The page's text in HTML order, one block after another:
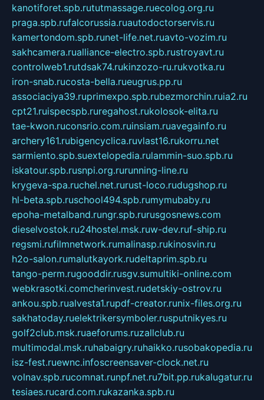
kanotiforet.spb.rututmassage.ruecolog.org.ru
praga.spb.rufalcorussia.ruautodoctorservis.ru
kamertondom.spb.runet-life.net.ruavto-vozim.ru
sakhcamera.rualliance-electro.spb.rustroyavt.ru
controlweb1.rutdsak74.rukinzozo-ru.rukvotka.ru
iron-snab.rucosta-bella.rueugrus.pp.ru
associaciya39.ruprimexpo.spb.rubezmorchin.ruia2.ru
cpt21.ruispecspb.ruregahost.rukolosok-elita.ru
tae-kwon.ruconsrio.com.ruinsiam.ruavegainfo.ru
archery161.rubigencyclica.ruvlast16.rukorru.net
sarmiento.spb.suextelopedia.rulammin-suo.spb.ru
iskatour.spb.rusnpi.org.rurunning-line.ru
krygeva-spa.ruchel.net.rurust-loco.rudugshop.ru
hl-beta.spb.ruschool494.spb.rumymubaby.ru
epoha-metalband.rungr.spb.rurusgosnews.com
dieselvostok.ru24hostel.msk.ruw-dev.ruf-ship.ru
regsmi.rufilmnetwork.rumalinasp.rukinosvin.ru
h2o-salon.rumalutkayork.rudeltaprim.spb.ru
tango-perm.rugooddir.rusgv.sumultiki-online.com
webkrasotki.comcherinvest.rudetskiy-ostrov.ru
ankou.spb.rualvesta1.rupdf-creator.runix-files.org.ru
sakhatoday.ruelektrikersymboler.rusputnikyes.ru
golf2club.msk.ruaeforums.ruzallclub.ru
multimodal.msk.ruhabaigry.ruhaikko.rusobakopedia.ru
isz-fest.ruewnc.infoscreensaver-clock.net.ru
volnav.spb.rucomnat.runpf.net.ru7bit.pp.rukalugatur.ru
tesiaes.rucard.com.rukazanka.spb.ru